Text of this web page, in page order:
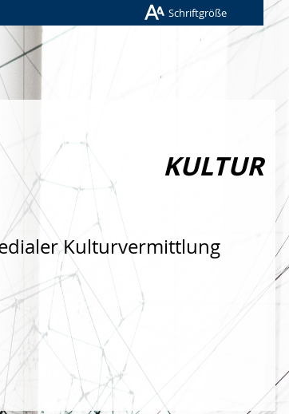
Schriftgröße
KULTUR
Kulturvermittlung